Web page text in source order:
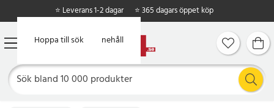
Hoppa till huvudinnehåll
Hoppa till sök
⭐ Leverans 1-2 dagar ⭐ 365 dagars öppet köp